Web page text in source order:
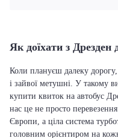
Як доїхати з Дрезден
Коли плануєш далеку
і зайвої метушні. У такому
купити квиток на автобус
нас це не просто
Європи, а ціла система
головним орієнтиром на